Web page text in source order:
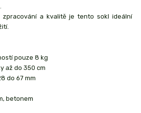
zpracování a kvalitě je tento sokl ideální
pouze 8 kg
až do 350 cm
do 67 mm
betonem